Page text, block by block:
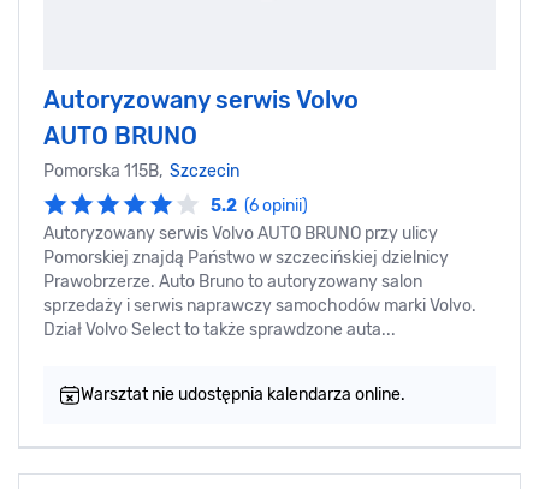
Autoryzowany serwis Volvo
AUTO BRUNO
Pomorska 115B, Szczecin
5.2 (6 opinii)
Autoryzowany serwis Volvo AUTO BRUNO przy ulicy
Pomorskiej znajdą Państwo w szczecińskiej dzielnicy
Prawobrzerze. Auto Bruno to autoryzowany salon
sprzedaży i serwis naprawczy samochodów marki Volvo.
Dział Volvo Select to także sprawdzone auta...
Warsztat nie udostępnia kalendarza online.